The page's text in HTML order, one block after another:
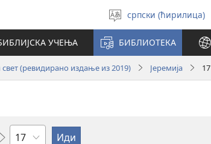
Изабери
језик
српски (ћирилица)
УЧЕЊА БИБЛИОТЕКА
(ревидирано издање из 2019) Јеремија 17
Поглавље